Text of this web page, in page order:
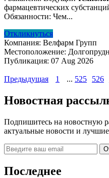
фармацевтических
Обязанности: Чем...
Откликнуться
Компания: Велфарм Групп
Местоположение:
Публикация: 07 Aug 2026
Предыдущая 1 ... 525 526
Новостная
Подпишитесь на новостную
актуальные новости и
Последнее